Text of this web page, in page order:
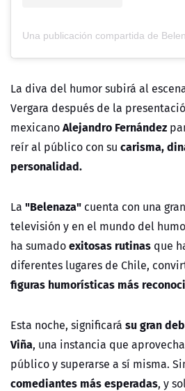
La diva del humor subirá al
Vergara después de la
mexicanoAlejandro Fernández
reír al público con su carisma,
personalidad.
La "Belenaza" cuenta con una
televisión y en el mundo del
ha sumadoexitosas rutinas que
diferentes lugares de Chile,
figuras humorísticas más
Esta noche, significará su gran
Viña, una instancia que
público y superarse a sí misma.
comediantes más esperadas, y